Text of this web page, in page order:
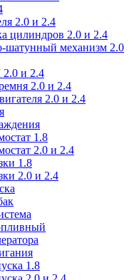
2.0 и 2.4
цилиндров 2.0 и 2.4
механизм 2.0
и 2.4
2.0 и 2.4
2.0 и 2.4
1.8
2.0 и 2.4
1.8
2.0 и 2.4
1.8